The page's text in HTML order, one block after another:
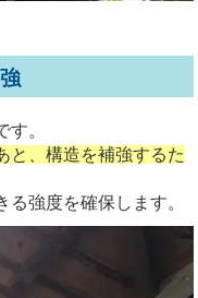
す。
と、構造を補強するた
強度を確保します。